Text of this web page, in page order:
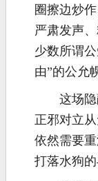
圈擦边炒
严肃发声
少数所谓
由”的公允
这场
正邪对立
依然需要
打落水狗的